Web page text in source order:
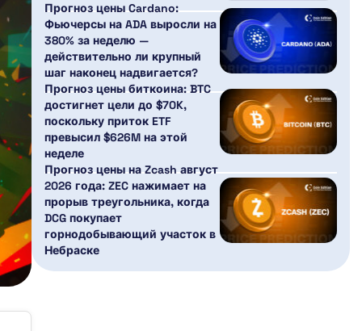
Прогноз цены Cardano:
Фьючерсы на ADA выросли на
380% за неделю —
действительно ли крупный
шаг наконец надвигается?
Прогноз цены биткоина: BTC
достигнет цели до $70K,
поскольку приток ETF
превысил $626M на этой
неделе
Прогноз цены на Zcash август
2026 года: ZEC нажимает на
прорыв треугольника, когда
DCG покупает
горнодобывающий участок в
Небраске